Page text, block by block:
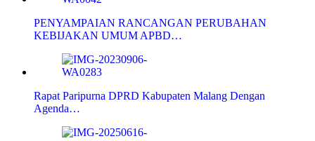
PENYAMPAIAN RANCANGAN PERUBAHAN
KEBIJAKAN UMUM APBD…
Rapat Paripurna DPRD Kabupaten Malang Dengan
Agenda…